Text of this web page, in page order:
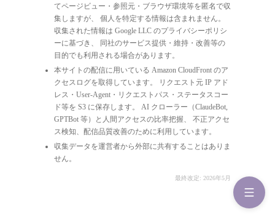
てページビュー・参照元・ブラウザ環境等を匿名で収
集しますが、 個人を特定する情報は含まれません。
収集された情報は Google LLC のプライバシーポリシ
ーに基づき、 同社のサービス提供・維持・改善等の
目的でも利用される場合があります。
本サイトの配信に用いている Amazon CloudFront のア
クセスログを取得しています。 リクエスト元 IP アド
レス・User-Agent・リクエストパス・ステータスコー
ド等を S3 に保存します。 AI クローラー（ClaudeBot,
GPTBot 等）と人間アクセスの比率把握、 不正アクセ
ス検知、配信品質改善のために利用しています。
収集データを運営者から外部に共有することはありま
せん。
最終改定: 2026年5月